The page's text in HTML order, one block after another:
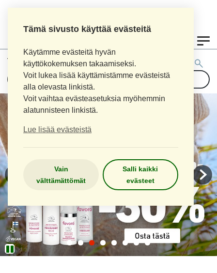
Tämä sivusto käyttää evästeitä
Käytämme evästeitä hyvän
käyttökokemuksen takaamiseksi.
Voit lukea lisää käyttämistämme evästeistä
alla olevasta linkistä.
Voit vaihtaa evästeasetuksia myöhemmin
alatunnisteen linkistä.
Lue lisää evästeistä
Vain
välttämättömät
Salli kaikki
evästeet
Tuotehaku: